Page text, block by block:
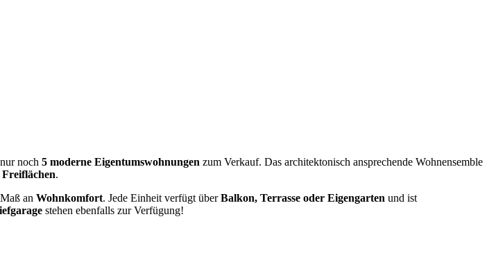
nur noch 5 moderne Eigentumswohnungen zum Verkauf. Das architektonisch ansprechende Wohnensemble
.
an Wohnkomfort. Jede Einheit verfügt überBalkon, Terrasse oder Eigengarten und ist
stehen ebenfalls zur Verfügung!